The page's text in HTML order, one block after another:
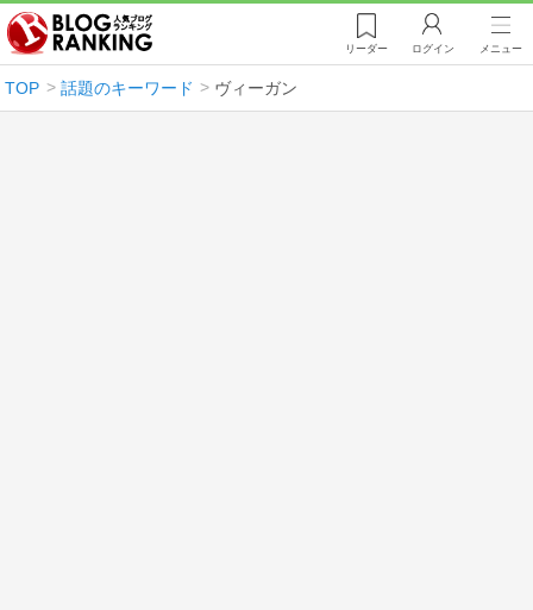
リーダー ログイン メニュー
TOP 話題のキーワード ヴィーガン